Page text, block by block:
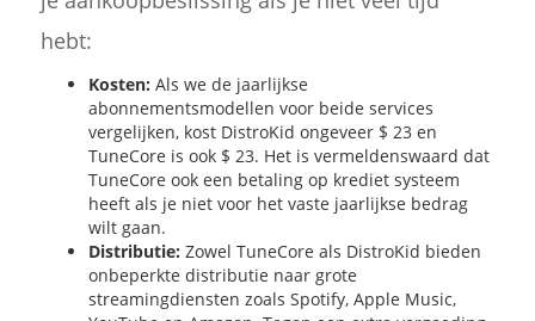
hebt:
Kosten: Als we de jaarlijkse
abonnementsmodellen voor beide services
vergelijken, kost DistroKid ongeveer $ 23 en
TuneCore is ook $ 23. Het is vermeldenswaard dat
TuneCore ook een betaling op krediet systeem
heeft als je niet voor het vaste jaarlijkse bedrag
wilt gaan.
Distributie: Zowel TuneCore als DistroKid bieden
onbeperkte distributie naar grote
streamingdiensten zoals Spotify, Apple Music,